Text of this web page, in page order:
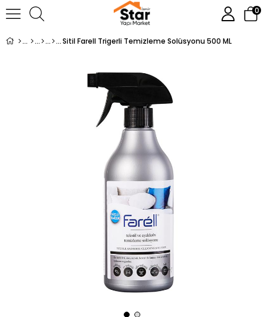
0
Sitil Farell Trigerli Temizleme Solüsyonu 500 ML